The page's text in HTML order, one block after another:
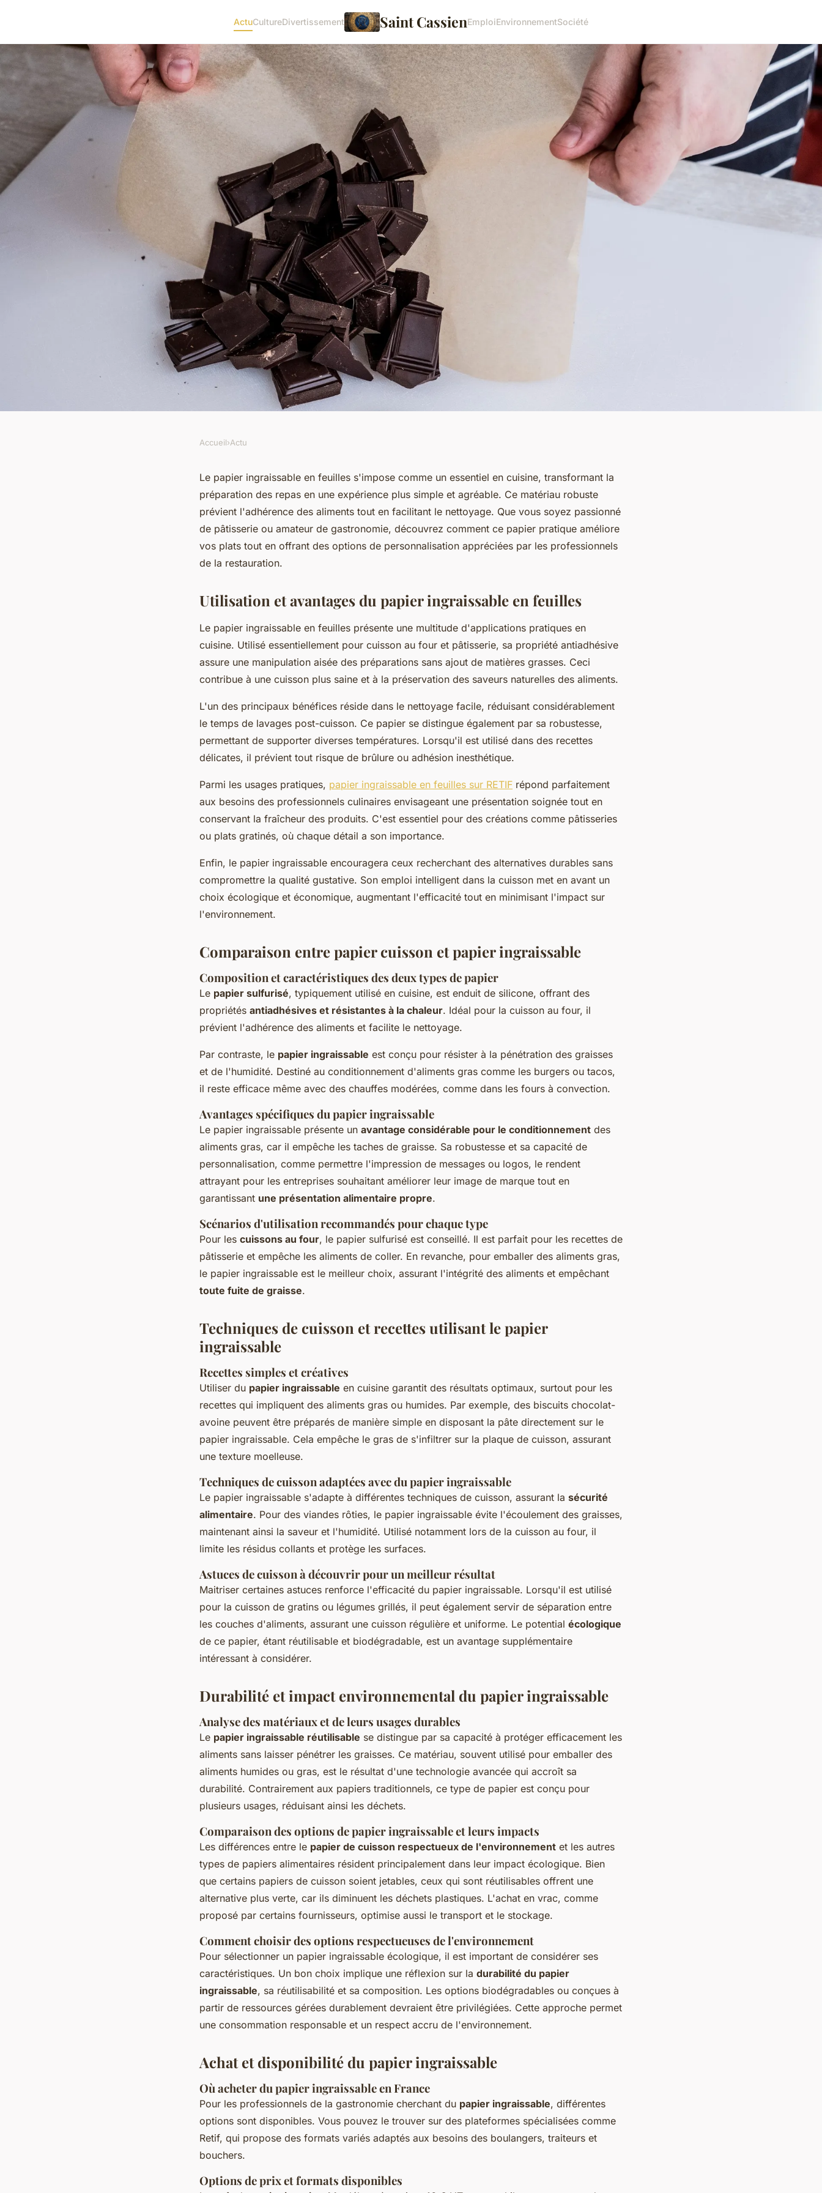
ActuCultureDivertissement Saint CassienEmploiEnvironnementSociété
Papier ingraissable en feuilles :
l'indispensable en cuisine
Accueil›Actu
Le papier ingraissable en feuilles s'impose comme un essentiel en cuisine, transformant la
préparation des repas en une expérience plus simple et agréable. Ce matériau robuste
prévient l'adhérence des aliments tout en facilitant le nettoyage. Que vous soyez passionné
de pâtisserie ou amateur de gastronomie, découvrez comment ce papier pratique améliore
vos plats tout en offrant des options de personnalisation appréciées par les professionnels
de la restauration.
Utilisation et avantages du papier ingraissable en feuilles
Le papier ingraissable en feuilles présente une multitude d'applications pratiques en
cuisine. Utilisé essentiellement pour cuisson au four et pâtisserie, sa propriété antiadhésive
assure une manipulation aisée des préparations sans ajout de matières grasses. Ceci
contribue à une cuisson plus saine et à la préservation des saveurs naturelles des aliments.
L'un des principaux bénéfices réside dans le nettoyage facile, réduisant considérablement
le temps de lavages post-cuisson. Ce papier se distingue également par sa robustesse,
permettant de supporter diverses températures. Lorsqu'il est utilisé dans des recettes
délicates, il prévient tout risque de brûlure ou adhésion inesthétique.
Parmi les usages pratiques, papier ingraissable en feuilles sur RETIF répond parfaitement
aux besoins des professionnels culinaires envisageant une présentation soignée tout en
conservant la fraîcheur des produits. C'est essentiel pour des créations comme pâtisseries
ou plats gratinés, où chaque détail a son importance.
Enfin, le papier ingraissable encouragera ceux recherchant des alternatives durables sans
compromettre la qualité gustative. Son emploi intelligent dans la cuisson met en avant un
choix écologique et économique, augmentant l'efficacité tout en minimisant l'impact sur
l'environnement.
Comparaison entre papier cuisson et papier ingraissable
Composition et caractéristiques des deux types de papier
Le papier sulfurisé, typiquement utilisé en cuisine, est enduit de silicone, offrant des
propriétés antiadhésives et résistantes à la chaleur. Idéal pour la cuisson au four, il
prévient l'adhérence des aliments et facilite le nettoyage.
Par contraste, le papier ingraissable est conçu pour résister à la pénétration des graisses
et de l'humidité. Destiné au conditionnement d'aliments gras comme les burgers ou tacos,
il reste efficace même avec des chauffes modérées, comme dans les fours à convection.
Avantages spécifiques du papier ingraissable
Le papier ingraissable présente un avantage considérable pour le conditionnement des
aliments gras, car il empêche les taches de graisse. Sa robustesse et sa capacité de
personnalisation, comme permettre l'impression de messages ou logos, le rendent
attrayant pour les entreprises souhaitant améliorer leur image de marque tout en
garantissant une présentation alimentaire propre.
Scénarios d'utilisation recommandés pour chaque type
Pour les cuissons au four, le papier sulfurisé est conseillé. Il est parfait pour les recettes de
pâtisserie et empêche les aliments de coller. En revanche, pour emballer des aliments gras,
le papier ingraissable est le meilleur choix, assurant l'intégrité des aliments et empêchant
toute fuite de graisse.
Techniques de cuisson et recettes utilisant le papier
ingraissable
Recettes simples et créatives
Utiliser du papier ingraissable en cuisine garantit des résultats optimaux, surtout pour les
recettes qui impliquent des aliments gras ou humides. Par exemple, des biscuits chocolat-
avoine peuvent être préparés de manière simple en disposant la pâte directement sur le
papier ingraissable. Cela empêche le gras de s'infiltrer sur la plaque de cuisson, assurant
une texture moelleuse.
Techniques de cuisson adaptées avec du papier ingraissable
Le papier ingraissable s'adapte à différentes techniques de cuisson, assurant la sécurité
alimentaire. Pour des viandes rôties, le papier ingraissable évite l'écoulement des graisses,
maintenant ainsi la saveur et l'humidité. Utilisé notamment lors de la cuisson au four, il
limite les résidus collants et protège les surfaces.
Astuces de cuisson à découvrir pour un meilleur résultat
Maitriser certaines astuces renforce l'efficacité du papier ingraissable. Lorsqu'il est utilisé
pour la cuisson de gratins ou légumes grillés, il peut également servir de séparation entre
les couches d'aliments, assurant une cuisson régulière et uniforme. Le potential écologique
de ce papier, étant réutilisable et biodégradable, est un avantage supplémentaire
intéressant à considérer.
Durabilité et impact environnemental du papier ingraissable
Analyse des matériaux et de leurs usages durables
Le papier ingraissable réutilisable se distingue par sa capacité à protéger efficacement les
aliments sans laisser pénétrer les graisses. Ce matériau, souvent utilisé pour emballer des
aliments humides ou gras, est le résultat d'une technologie avancée qui accroît sa
durabilité. Contrairement aux papiers traditionnels, ce type de papier est conçu pour
plusieurs usages, réduisant ainsi les déchets.
Comparaison des options de papier ingraissable et leurs impacts
Les différences entre le papier de cuisson respectueux de l'environnement et les autres
types de papiers alimentaires résident principalement dans leur impact écologique. Bien
que certains papiers de cuisson soient jetables, ceux qui sont réutilisables offrent une
alternative plus verte, car ils diminuent les déchets plastiques. L'achat en vrac, comme
proposé par certains fournisseurs, optimise aussi le transport et le stockage.
Comment choisir des options respectueuses de l'environnement
Pour sélectionner un papier ingraissable écologique, il est important de considérer ses
caractéristiques. Un bon choix implique une réflexion sur la durabilité du papier
ingraissable, sa réutilisabilité et sa composition. Les options biodégradables ou conçues à
partir de ressources gérées durablement devraient être privilégiées. Cette approche permet
une consommation responsable et un respect accru de l'environnement.
Achat et disponibilité du papier ingraissable
Où acheter du papier ingraissable en France
Pour les professionnels de la gastronomie cherchant du papier ingraissable, différentes
options sont disponibles. Vous pouvez le trouver sur des plateformes spécialisées comme
Retif, qui propose des formats variés adaptés aux besoins des boulangers, traiteurs et
bouchers.
Options de prix et formats disponibles